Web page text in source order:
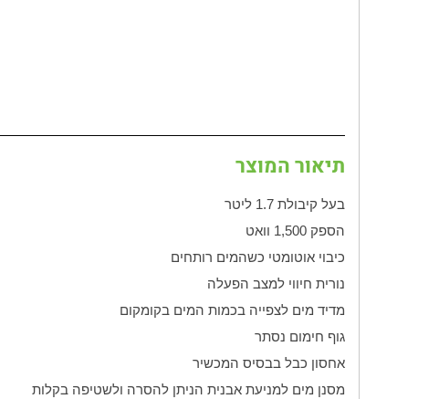
תיאור המוצר
בעל קיבולת 1.7 ליטר
הספק 1,500 וואט
כיבוי אוטומטי כשהמים רותחים
נורית חיווי למצב הפעלה
מדיד מים לצפייה בכמות המים בקומקום
גוף חימום נסתר
אחסון כבל בבסיס המכשיר
מסנן מים למניעת אבנית הניתן להסרה ולשטיפה בקלות